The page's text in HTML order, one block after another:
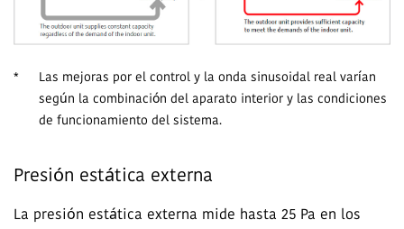
*
Las mejoras por el control y la onda sinusoidal real varían
según la combinación del aparato interior y las condiciones
de funcionamiento del sistema.
Presión estática externa
La presión estática externa mide hasta 25 Pa en los